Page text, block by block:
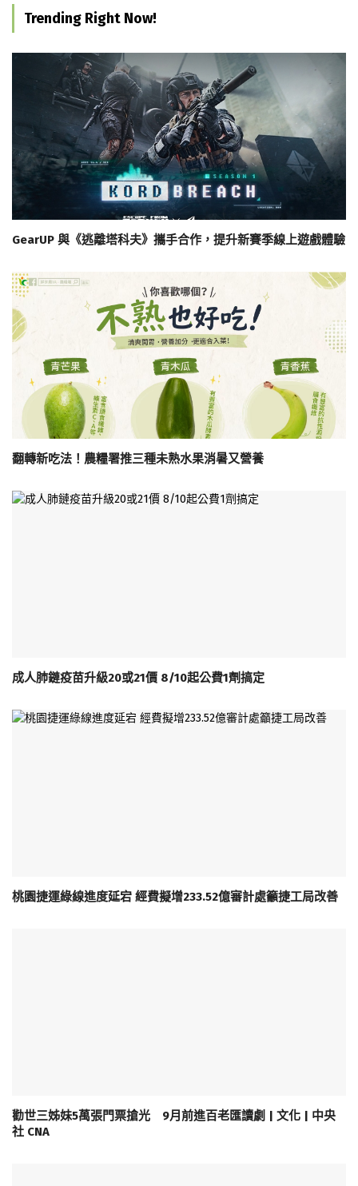
Trending Right Now!
GearUP 與《逃離塔科夫》攜手合作，提升新賽季線上遊戲體驗
翻轉新吃法！農糧署推三種未熟水果消暑又營養
成人肺鏈疫苗升級20或21價 8/10起公費1劑搞定
桃園捷運綠線進度延宕 經費擬增233.52億審計處籲捷工局改善
勸世三姊妹5萬張門票搶光 9月前進百老匯讀劇 | 文化 | 中央
社 CNA